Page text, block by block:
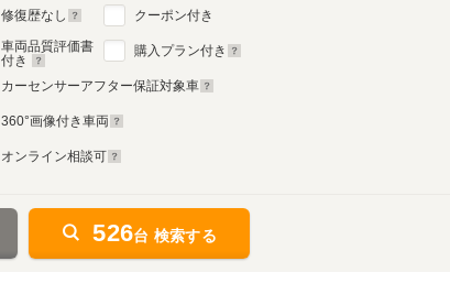
修復歴なし
車両品質評価書
付き
クーポン付き
購入プラン付き
カーセンサーアフター保証対象車
360°画像付き車両
オンライン相談可
526台 検索する